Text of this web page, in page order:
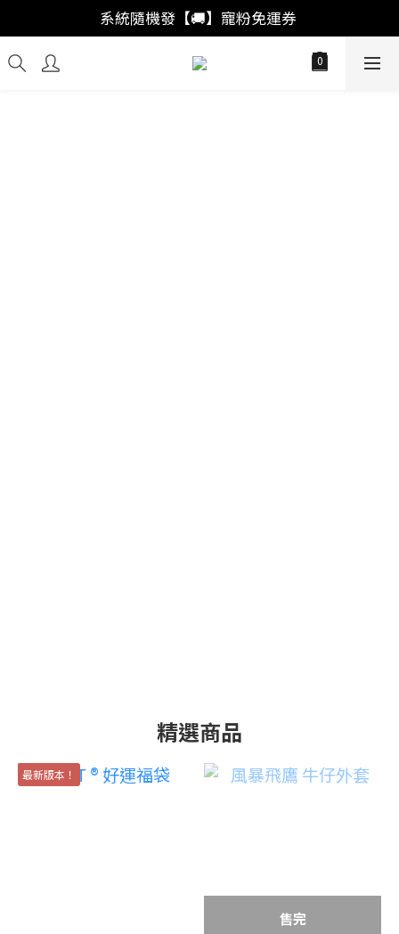
「註冊新會員」買福袋結帳直接"首購爆擊🥊"
系統隨機發【🚚】寵粉免運券
「會員回購」系統自動加成🚀出獎率
精選商品
最新版本！
售完